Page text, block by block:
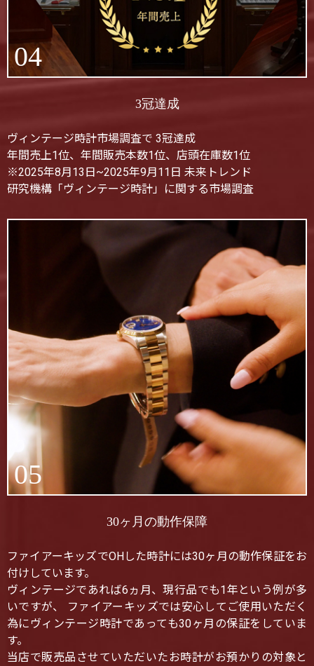
04
3冠達成
ヴィンテージ時計市場調査で 3冠達成
年間売上1位、年間販売本数1位、店頭在庫数1位
※2025年8月13日~2025年9月11日 未来トレンド
研究機構「ヴィンテージ時計」に関する市場調査
05
30ヶ月の動作保障
ファイアーキッズでOHした時計には30ヶ月の動作保証をお
付けしています。
ヴィンテージであれば6ヵ月、現行品でも1年という例が多
いですが、 ファイアーキッズでは安心してご使用いただく
為にヴィンテージ時計であっても30ヶ月の保証をしていま
す。
当店で販売品させていただいたお時計がお預かりの対象と